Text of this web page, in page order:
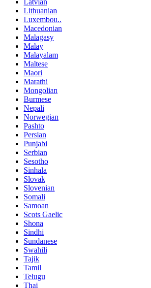
Lithuanian
Luxembou..
Macedonian
Malagasy
Malay
Malayalam
Maltese
Maori
Marathi
Mongolian
Burmese
Nepali
Norwegian
Pashto
Persian
Punjabi
Serbian
Sesotho
Sinhala
Slovak
Slovenian
Somali
Samoan
Scots Gaelic
Shona
Sindhi
Sundanese
Swahili
Tajik
Tamil
Telugu
Thai